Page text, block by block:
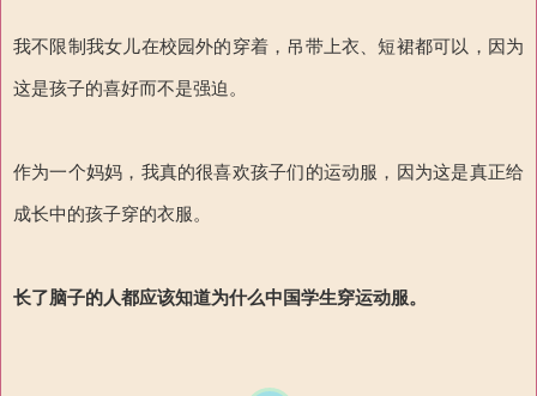
我不限制我女儿在校园外的穿着，吊带上衣、短裙都可以，因为
这是孩子的喜好而不是强迫。
作为一个妈妈，我真的很喜欢孩子们的运动服，因为这是真正给
成长中的孩子穿的衣服。
长了脑子的人都应该知道为什么中国学生穿运动服。